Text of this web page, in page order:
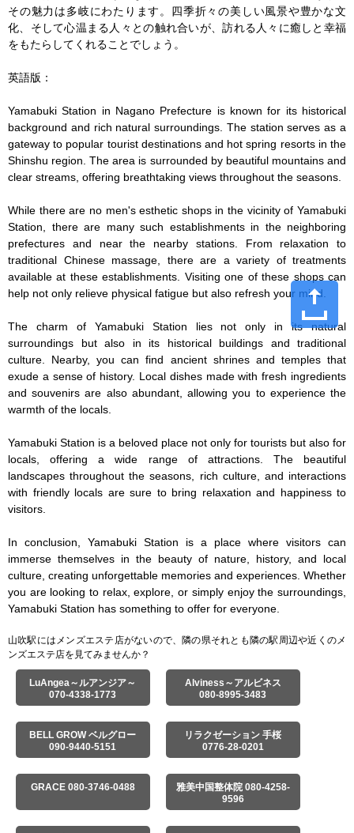
その魅力は多岐にわたります。四季折々の美しい風景や豊かな文
化、そして心温まる人々との触れ合いが、訪れる人々に癒しと幸福
をもたらしてくれることでしょう。
英語版：
Yamabuki Station in Nagano Prefecture is known for its historical
background and rich natural surroundings. The station serves as a
gateway to popular tourist destinations and hot spring resorts in the
Shinshu region. The area is surrounded by beautiful mountains and
clear streams, offering breathtaking views throughout the seasons.
While there are no men's esthetic shops in the vicinity of Yamabuki
Station, there are many such establishments in the neighboring
prefectures and near the nearby stations. From relaxation to
traditional Chinese massage, there are a variety of treatments
available at these establishments. Visiting one of these shops can
help not only relieve physical fatigue but also refresh your mind.
The charm of Yamabuki Station lies not only in its natural
surroundings but also in its historical buildings and traditional
culture. Nearby, you can find ancient shrines and temples that
exude a sense of history. Local dishes made with fresh ingredients
and souvenirs are also abundant, allowing you to experience the
warmth of the locals.
Yamabuki Station is a beloved place not only for tourists but also for
locals, offering a wide range of attractions. The beautiful
landscapes throughout the seasons, rich culture, and interactions
with friendly locals are sure to bring relaxation and happiness to
visitors.
In conclusion, Yamabuki Station is a place where visitors can
immerse themselves in the beauty of nature, history, and local
culture, creating unforgettable memories and experiences. Whether
you are looking to relax, explore, or simply enjoy the surroundings,
Yamabuki Station has something to offer for everyone.
山吹駅にはメンズエステ店がないので、隣の県それとも隣の駅周辺や近くのメ
ンズエステ店を見てみませんか？
LuAngea～ルアンジア～
070-4338-1773
Alviness～アルビネス
080-8995-3483
BELL GROW ベルグロー
090-9440-5151
リラクゼーション 手桜
0776-28-0201
GRACE 080-3746-0488
雅美中国整体院 080-4258-
9596